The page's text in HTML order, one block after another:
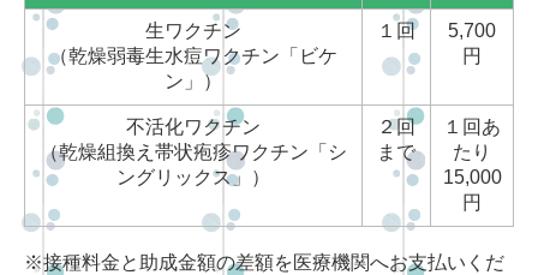
生ワクチン
（乾燥弱毒生水痘ワクチン「ビケ
ン」）
１回
5,700
円
不活化ワクチン
（乾燥組換え帯状疱疹ワクチン「シ
ングリックス」）
２回
まで
１回あ
たり
15,000
円
※接種料金と助成金額の差額を医療機関へお支払いくだ